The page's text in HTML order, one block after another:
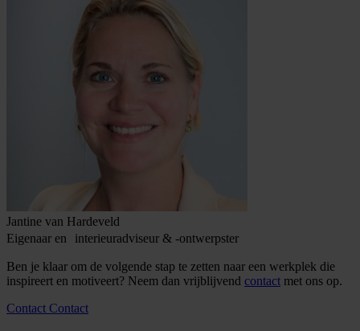
Jantine van Hardeveld
Eigenaar en interieuradviseur & -ontwerpster
Ben je klaar om de volgende stap te zetten naar een werkplek die
inspireert en motiveert? Neem dan vrijblijvend contact met ons op.
Contact Contact